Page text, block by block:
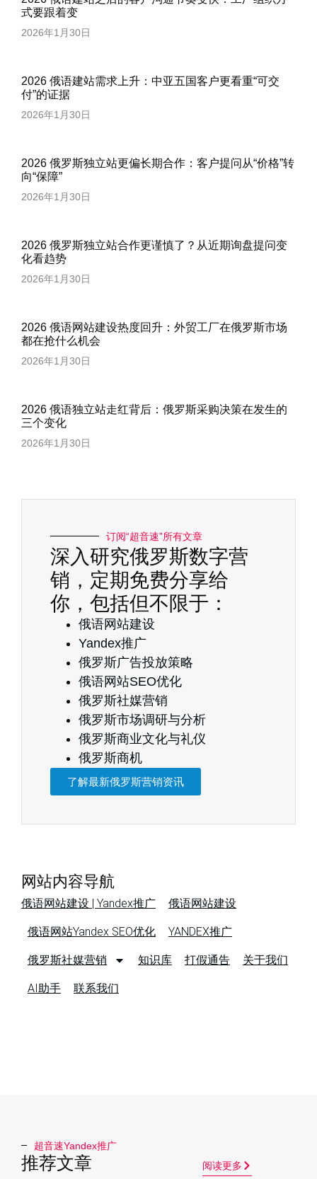
式要跟着变
2026年1月30日
2026 俄语建站需求上升：中亚五国客户更看重“可交
付”的证据
2026年1月30日
2026 俄罗斯独立站更偏长期合作：客户提问从“价格”转
向“保障”
2026年1月30日
2026 俄罗斯独立站合作更谨慎了？从近期询盘提问变
化看趋势
2026年1月30日
2026 俄语网站建设热度回升：外贸工厂在俄罗斯市场
都在抢什么机会
2026年1月30日
2026 俄语独立站走红背后：俄罗斯采购决策在发生的
三个变化
2026年1月30日
订阅“超音速”所有文章
深入研究俄罗斯数字营
销，定期免费分享给
你，包括但不限于：
俄语网站建设
Yandex推广
俄罗斯广告投放策略
俄语网站SEO优化
俄罗斯社媒营销
俄罗斯市场调研与分析
俄罗斯商业文化与礼仪
俄罗斯商机
了解最新俄罗斯营销资讯
网站内容导航
俄语网站建设 | Yandex推广 俄语网站建设
俄语网站Yandex SEO优化 YANDEX推广
俄罗斯社媒营销 知识库 打假通告 关于我们
AI助手 联系我们
超音速Yandex推广​
推荐文章 阅读更多